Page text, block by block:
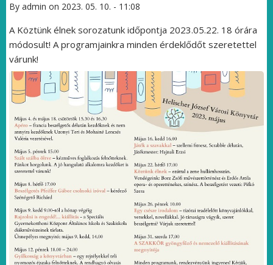
By admin on 2023. 05. 10. - 11:08
A Köztünk élnek sorozatunk időpontja 2023.05.22. 18 órára
módosult! A programjainkra minden érdeklődőt szeretettel
várunk!